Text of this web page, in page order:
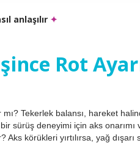
anlaşılır
Rot
Tekerlek balansı, hareket
sürüş deneyimi için aks onarımı
Aks körükleri yırtılırsa, yağ